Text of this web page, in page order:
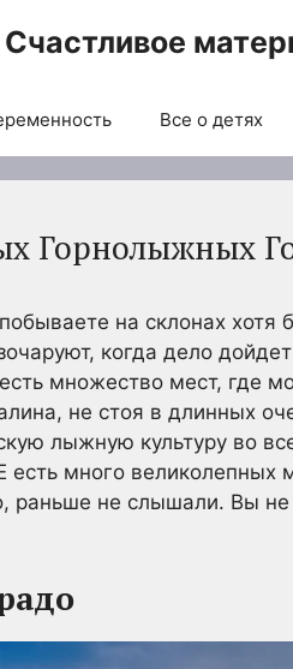
Счастливое
Все о детях
Горнолыжных
на склонах
когда дело
множество мест, где
не стоя в длинных
лыжную культуру во
много великолепных
не слышали. Вы не